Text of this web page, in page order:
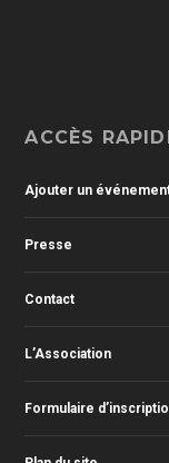
ACCÈS
Ajouter un
Presse
Contact
L’Association
Formulaire